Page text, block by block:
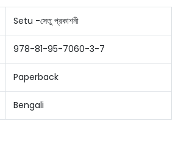
Setu -সেতু প্রকাশনী
978-81-95-7060-3-7
Paperback
Bengali